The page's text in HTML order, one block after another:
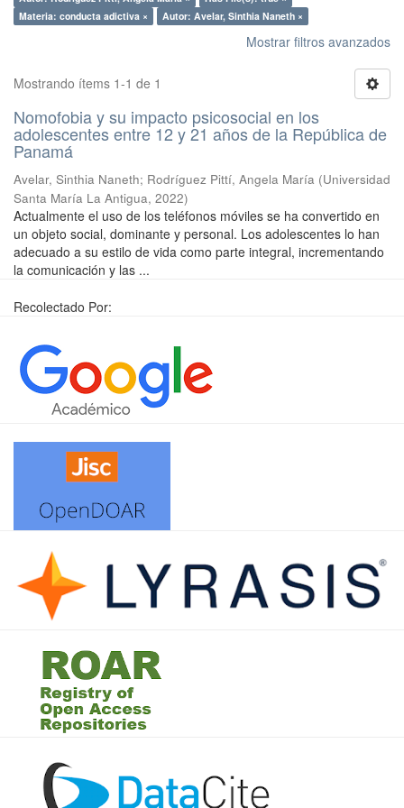
Materia: conducta adictiva ×
Autor: Avelar, Sinthia Naneth ×
Mostrar filtros avanzados
Mostrando ítems 1-1 de 1
Nomofobia y su impacto psicosocial en los
adolescentes entre 12 y 21 años de la República de
Panamá
Avelar, Sinthia Naneth; Rodríguez Pittí, Angela María (Universidad
Santa María La Antigua, 2022)
Actualmente el uso de los teléfonos móviles se ha convertido en
un objeto social, dominante y personal. Los adolescentes lo han
adecuado a su estilo de vida como parte integral, incrementando
la comunicación y las ...
Recolectado Por: